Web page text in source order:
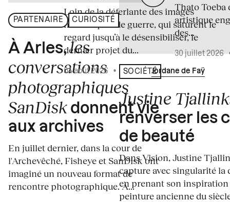
PARTENAIRE CURIOSITÉ
À Arles,les
conversations
photographiques
SanDisk donnent vie
aux archives
En juillet dernier, dans la cour de
l'Archevêché, Fisheye et SanDisk ont
imaginé un nouveau format de
rencontre photographique. À...
Loin de la déferlante des images
médiatiques de guerre, qui saturent le
regard jusqu’à le désensibiliser, le
dernier projet du...
04 août 2026 • Écrit par Jordane de Faÿ
SOCIÉTÉ
Justine
renverser les
de beauté
Dans Vision, Justine
capture avec singularité la
en prenant son inspiration
peinture ancienne du
Thato Toeba
artistique
des...
30 juillet 2026